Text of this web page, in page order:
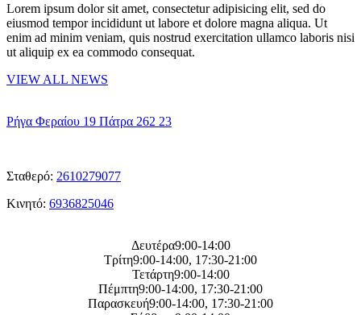
Lorem ipsum dolor sit amet, consectetur adipisicing elit, sed do
eiusmod tempor incididunt ut labore et dolore magna aliqua. Ut
enim ad minim veniam, quis nostrud exercitation ullamco laboris nisi
ut aliquip ex ea commodo consequat.
VIEW ALL NEWS
Ρήγα Φεραίου 19 Πάτρα 262 23
Σταθερό: 2610279077
Κινητό: 6936825046
Δευτέρα9:00-14:00
Τρίτη9:00-14:00, 17:30-21:00
Τετάρτη9:00-14:00
Πέμπτη9:00-14:00, 17:30-21:00
Παρασκευή9:00-14:00, 17:30-21:00